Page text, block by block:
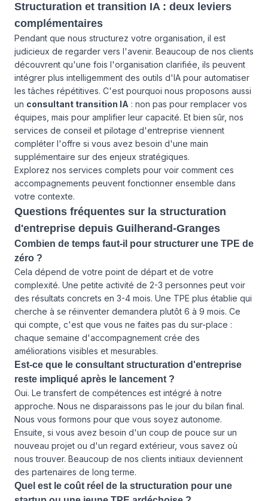
Structuration et transition IA : deux leviers
complémentaires
Pendant que nous structurez votre organisation, il est
judicieux de regarder vers l'avenir. Beaucoup de nos clients
découvrent qu'une fois l'organisation clarifiée, ils peuvent
intégrer plus intelligemment des outils d'IA pour automatiser
les tâches répétitives. C'est pourquoi nous proposons aussi
un consultant transition IA : non pas pour remplacer vos
équipes, mais pour amplifier leur capacité. Et bien sûr, nos
services de conseil et pilotage d'entreprise viennent
compléter l'offre si vous avez besoin d'une main
supplémentaire sur des enjeux stratégiques.
Explorez nos services complets pour voir comment ces
accompagnements peuvent fonctionner ensemble dans
votre contexte.
Questions fréquentes sur la structuration
d'entreprise depuis Guilherand-Granges
Combien de temps faut-il pour structurer une TPE de
zéro ?
Cela dépend de votre point de départ et de votre
complexité. Une petite activité de 2-3 personnes peut voir
des résultats concrets en 3-4 mois. Une TPE plus établie qui
cherche à se réinventer demandera plutôt 6 à 9 mois. Ce
qui compte, c'est que vous ne faites pas du sur-place :
chaque semaine d'accompagnement crée des
améliorations visibles et mesurables.
Est-ce que le consultant structuration d'entreprise
reste impliqué après le lancement ?
Oui. Le transfert de compétences est intégré à notre
approche. Nous ne disparaissons pas le jour du bilan final.
Nous vous formons pour que vous soyez autonome.
Ensuite, si vous avez besoin d'un coup de pouce sur un
nouveau projet ou d'un regard extérieur, vous savez où
nous trouver. Beaucoup de nos clients initiaux deviennent
des partenaires de long terme.
Quel est le coût réel de la structuration pour une